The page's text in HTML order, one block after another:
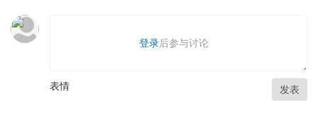
登录后参与讨论
表情 发表